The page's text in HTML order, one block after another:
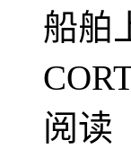
船舶
阅读